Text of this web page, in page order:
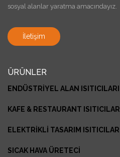
sosyal alanlar yaratma amacındayız.
İletişim
ÜRÜNLER
ENDÜSTRİYEL ALAN ISITICILARI
KAFE & RESTAURANT ISITICILARI
ELEKTRİKLİ TASARIM ISITICILAR
SICAK HAVA ÜRETECİ